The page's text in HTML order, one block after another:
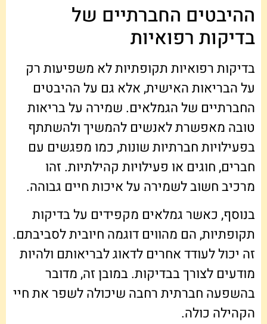
ההיבטים החברתיים של
בדיקות רפואיות
בדיקות רפואיות תקופתיות לא משפיעות רק
על הבריאות האישית, אלא גם על ההיבטים
החברתיים של הגמלאים. שמירה על בריאות
טובה מאפשרת לאנשים להמשיך ולהשתתף
בפעילויות חברתיות שונות, כמו מפגשים עם
חברים, חוגים או פעילויות קהילתיות. זהו
מרכיב חשוב לשמירה על איכות חיים גבוהה.
בנוסף, כאשר גמלאים מקפידים על בדיקות
תקופתיות, הם מהווים דוגמה חיובית לסביבתם.
זה יכול לעודד אחרים לדאוג לבריאותם ולהיות
מודעים לצורך בבדיקות. במובן זה, מדובר
בהשפעה חברתית רחבה שיכולה לשפר את חיי
הקהילה כולה.